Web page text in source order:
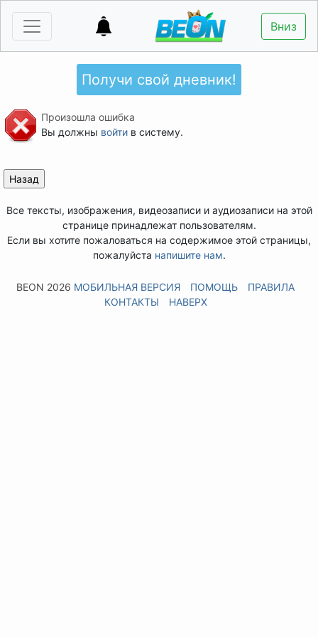
Вниз
Получи свой дневник!
Произошла ошибка
Вы должны войтив систему.
Все тексты, изображения, видеозаписи и аудиозаписи на этой
странице принадлежат пользователям.
Если вы хотите пожаловаться на содержимое этой страницы,
пожалуйста напишите нам.
BEON 2026 МОБИЛЬНАЯ ВЕРСИЯ ПОМОЩЬ
ПРАВИЛА
КОНТАКТЫ
НАВЕРХ